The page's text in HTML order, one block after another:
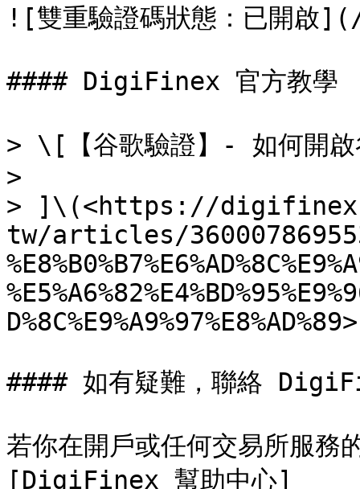
![雙重驗證碼狀態：已開啟
#### DigiFinex 官方教學
> \[【谷歌驗證】- 如何開啟
>
> ]\(<https://
tw/articles/
#### 如有疑難，聯絡
若你在開戶或任何交易所服務
[DigiFinex 幫助中心]